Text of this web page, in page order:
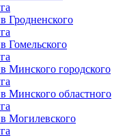
Гродненского
Гомельского
Минского городского
Минского областного
Могилевского